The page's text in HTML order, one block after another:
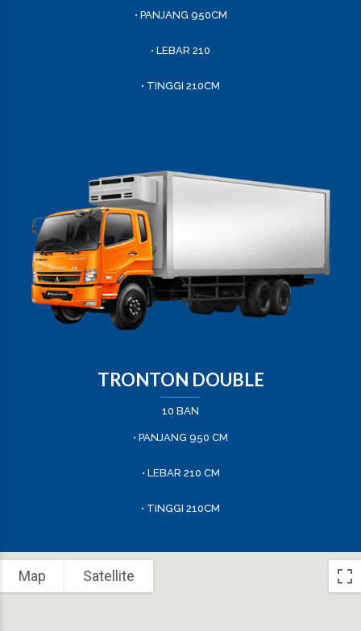
• PANJANG 950CM
• LEBAR 210
• TINGGI 210CM
TRONTON DOUBLE
10 BAN
• PANJANG 950 CM
• LEBAR 210 CM
• TINGGI 210CM
Map Satellite